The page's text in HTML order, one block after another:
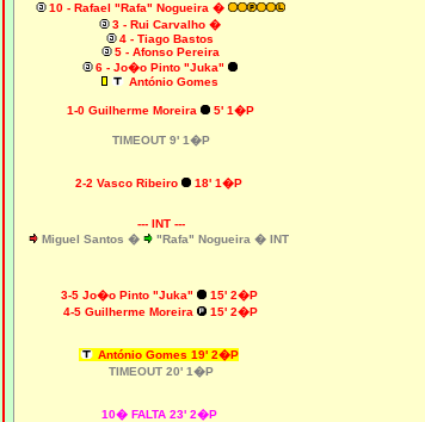
10 - Rafael "Rafa" Nogueira �
3 - Rui Carvalho �
4 - Tiago Bastos
5 - Afonso Pereira
6 - Jo�o Pinto "Juka"
António Gomes
1-0 Guilherme Moreira 5' 1�P
TIMEOUT 9' 1�P
2-2 Vasco Ribeiro 18' 1�P
--- INT ---
Miguel Santos � "Rafa" Nogueira � INT
3-5 Jo�o Pinto "Juka"
15' 2�P
4-5 Guilherme Moreira
15' 2�P
António Gomes 19' 2�P
TIMEOUT 20' 1�P
10� FALTA 23' 2�P